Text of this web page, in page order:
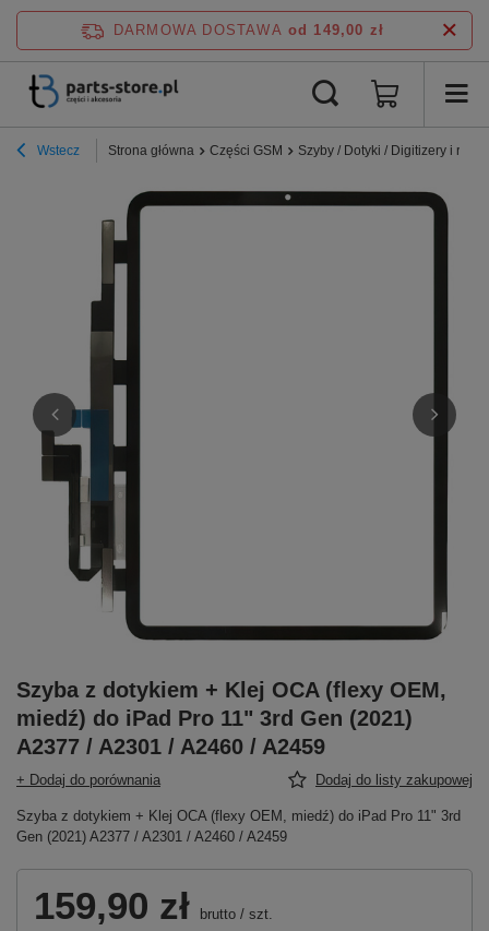
DARMOWA DOSTAWA od 149,00 zł
Wstecz Strona główna Części GSM Szyby / Dotyki / Digitizery i ramki
Szyba z dotykiem + Klej OCA (flexy OEM,
miedź) do iPad Pro 11" 3rd Gen (2021)
A2377 / A2301 / A2460 / A2459
+ Dodaj do porównania Dodaj do listy zakupowej
Szyba z dotykiem + Klej OCA (flexy OEM, miedź) do iPad Pro 11" 3rd
Gen (2021) A2377 / A2301 / A2460 / A2459
159,90 zł brutto / szt.